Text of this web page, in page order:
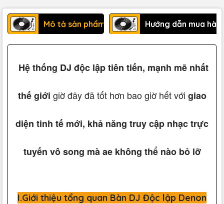
Mô tả sản phẩm Hướng dẫn mua
Hệthống DJ độc lập tiên tiến, mạnh mẽ nhất
thế giới giờ đây đã tốt hơn bao giờ hết với giao
diện tinh tế mới, khả năng truy cập nhạc trực
tuyến vô song mà ae không thể nào bỏ lỡ
I.Giới thiệu tổng quan Bàn DJ Độc lập Denon